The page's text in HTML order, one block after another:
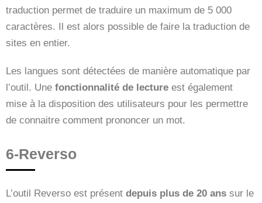
traduction permet de traduire un maximum de 5 000
caractères. Il est alors possible de faire la traduction de
sites en entier.
Les langues sont détectées de manière automatique par
l’outil. Une fonctionnalité de lecture est également
mise à la disposition des utilisateurs pour les permettre
de connaitre comment prononcer un mot.
6-Reverso
L’outil Reverso est présent depuis plus de 20 ans sur le